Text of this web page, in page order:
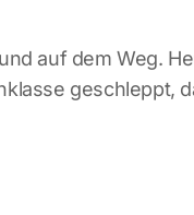
auf dem Weg.
geschleppt,